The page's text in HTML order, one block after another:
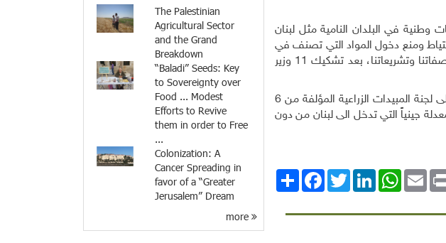
في البلدان النامية مثل لبنان
ومنع دخول المواد التي تصنف في
خانة المحتمل أن تكون مسرطنة؟ وكيف يمكن أن نعتبر معايير هذه الهيئات مرجعية في نظامنا ومواصفاتنا وتشريعاتنا، بعد تشكيك 11 وزير
ثم كيف نوكل مراقبة المبيدات التي تدخل الى لبنان بشكل شرعي (من دون أن نفتح ملف التهريب) إلى لجنة المبيدات الزراعية المؤلفة من 6
جينياً التي تدخل الى لبنان من دون
انشر
FacebookTwitterLinkedIn
WhatsAppEmail
The Palestinian
Agricultural Sector
and the Grand
Breakdown
“Baladi” Seeds: Key
to Sovereignty over
Food ... Modest
Efforts to Revive
them in order to Free
...
Colonization: A
Cancer Spreading in
favor of a “Greater
Jerusalem” Dream